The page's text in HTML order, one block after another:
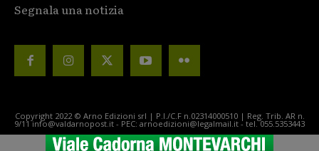
Segnala una notizia
Copyright 2022 © Arno Edizioni srl | P.I./C.F n.02314000510 | Reg. Trib. AR n.
9/11 info@valdarnopost.it - PEC: arnoedizioni@legalmail.it - tel. 055.5353443